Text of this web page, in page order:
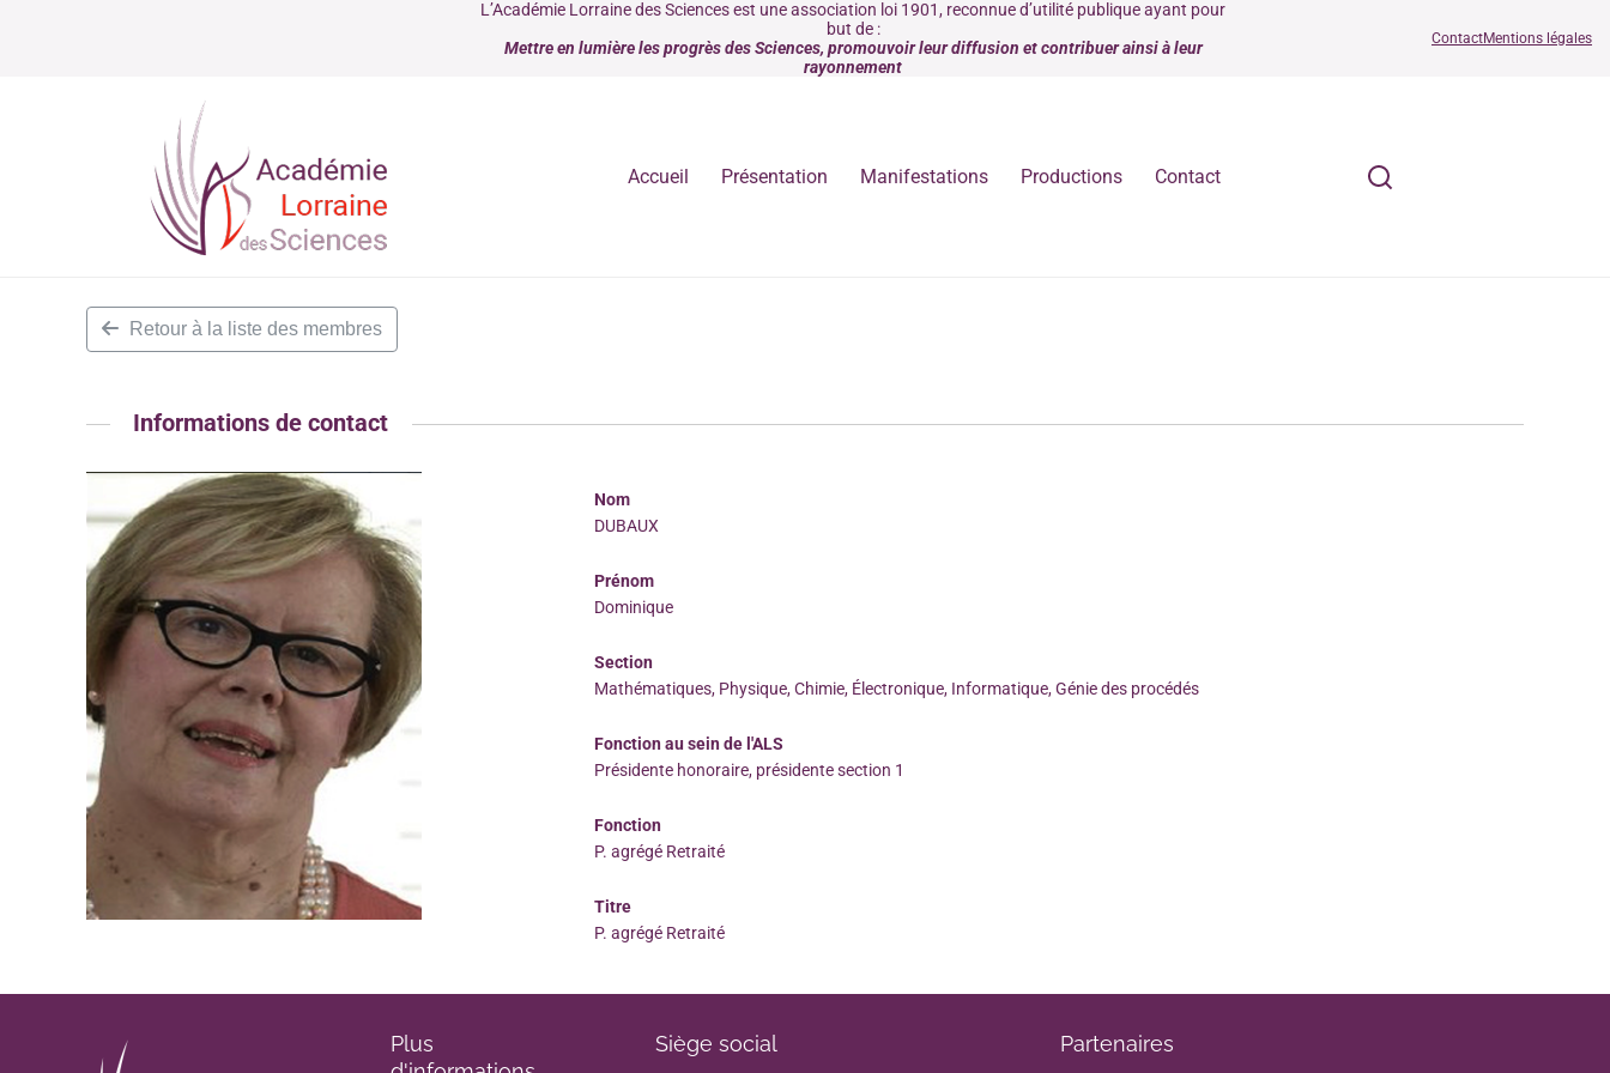
L’Académie Lorraine des Sciences est une association loi 1901, reconnue d’utilité publique ayant pour
but de :
Mettre en lumière les progrès des Sciences, promouvoir leur diffusion et contribuer ainsi à leur
rayonnement
ContactMentions légales
Accueil Présentation Manifestations Productions Contact
Retour à la liste des membres
Informations de contact
Nom
DUBAUX
Prénom
Dominique
Section
Mathématiques, Physique, Chimie, Électronique, Informatique, Génie des procédés
Fonction au sein de l'ALS
Présidente honoraire, présidente section 1
Fonction
P. agrégé Retraité
Titre
P. agrégé Retraité
Plus
Siège social Partenaires